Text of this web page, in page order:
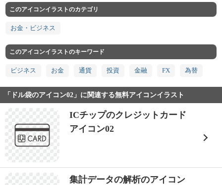
このアイコンイラストのカテゴリ
お金・ビジネス
このアイコンイラストのキーワード
ビジネス お金 通貨 投資 金融 FX 為替
「ドル袋のアイコン02」に関連する無料アイコンイラスト
ICチップのクレジットカード
アイコン02
集計データの解析のアイコン